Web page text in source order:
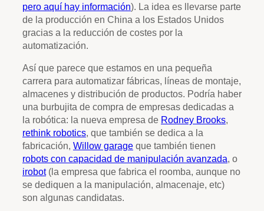
pero aquí hay información). La idea es llevarse parte
de la producción en China a los Estados Unidos
gracias a la reducción de costes por la
automatización.
Así que parece que estamos en una pequeña
carrera para automatizar fábricas, líneas de montaje,
almacenes y distribución de productos. Podría haber
una burbujita de compra de empresas dedicadas a
la robótica: la nueva empresa de Rodney Brooks,
rethink robotics, que también se dedica a la
fabricación, Willow garage que también tienen
robots con capacidad de manipulación avanzada, o
irobot(la empresa que fabrica el roomba, aunque no
se dediquen a la manipulación, almacenaje, etc)
son algunas candidatas.